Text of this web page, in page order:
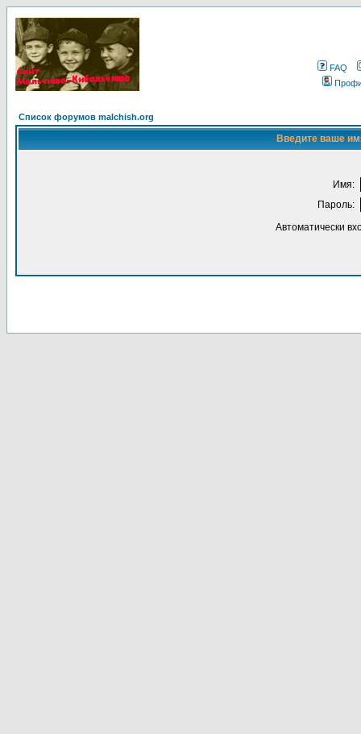
FAQ
Список форумов malchish.org
Введите ваше
Имя:
Пароль:
Автоматически